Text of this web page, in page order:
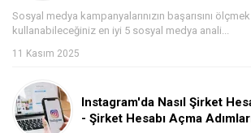
Sosyal medya kampanyalarınızın başarısını
kullanabileceğiniz en iyi 5 sosyal medya anali...
11 Kasım 2025
Instagram'da Nasıl Şirket
- Şirket Hesabı Açma